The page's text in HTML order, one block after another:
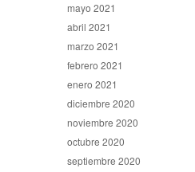
mayo 2021
abril 2021
marzo 2021
febrero 2021
enero 2021
diciembre 2020
noviembre 2020
octubre 2020
septiembre 2020